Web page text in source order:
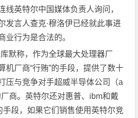
线英特尔中国媒体负责人询问，
发言人查克·穆洛伊已经就此事进
业行为是合法的。
默称，作为全球最大处理器厂
机厂商“行贿”的手段，提供了数十
压与竞争对手超威半导体公司（a
商。英特尔还对惠普、ibm和戴
手段，如果它们销售使用英特尔竞